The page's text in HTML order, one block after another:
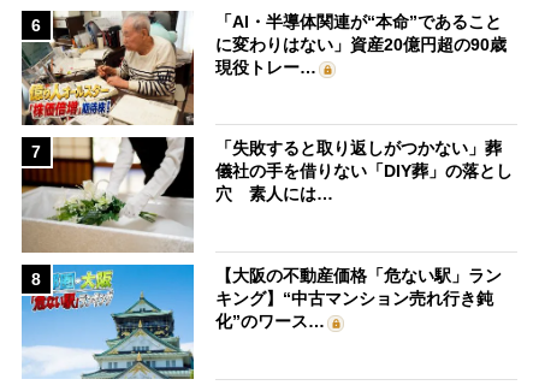
6
「AI・半導体関連が“本命”であること
に変わりはない」資産20億円超の90歳
現役トレー…
7
「失敗すると取り返しがつかない」葬
儀社の手を借りない「DIY葬」の落とし
穴 素人には…
8
【大阪の不動産価格「危ない駅」ラン
キング】“中古マンション売れ行き鈍
化”のワース…